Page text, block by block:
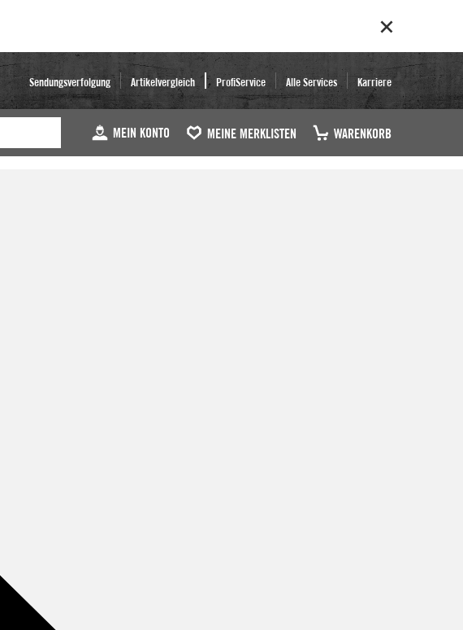
Sendungsverfolgung Artikelvergleich ProfiService Alle Services Karriere
MEIN KONTO MEINE MERKLISTEN WARENKORB